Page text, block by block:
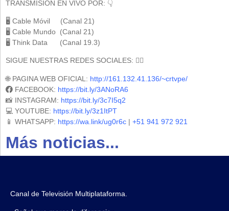
TRANSMISIÓN EN VIVO POR: 👇
🖥 Cable Móvil (Canal 21)
🖥 Cable Mundo (Canal 21)
🖥 Think Data (Canal 19.3)
SIGUE NUESTRAS REDES SOCIALES: 🕵️‍♀️
🌐 PAGINA WEB OFICIAL: http://161.132.41.136/~crtvpe/
FACEBOOK: https://bit.ly/3ANoRA6
📸 INSTAGRAM: https://bit.ly/3c7I5q2
💻 YOUTUBE: https://bit.ly/3z1ItPT
📱 WHATSAPP: https://wa.link/ug0r6c | +51 941 972 921
Más noticias...
Canal de Televisión Multiplataforma.